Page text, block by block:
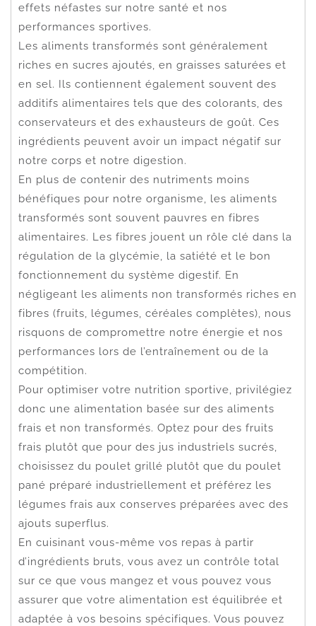
effets néfastes sur notre santé et nos
performances sportives.
Les aliments transformés sont généralement
riches en sucres ajoutés, en graisses saturées et
en sel. Ils contiennent également souvent des
additifs alimentaires tels que des colorants, des
conservateurs et des exhausteurs de goût. Ces
ingrédients peuvent avoir un impact négatif sur
notre corps et notre digestion.
En plus de contenir des nutriments moins
bénéfiques pour notre organisme, les aliments
transformés sont souvent pauvres en fibres
alimentaires. Les fibres jouent un rôle clé dans la
régulation de la glycémie, la satiété et le bon
fonctionnement du système digestif. En
négligeant les aliments non transformés riches en
fibres (fruits, légumes, céréales complètes), nous
risquons de compromettre notre énergie et nos
performances lors de l’entraînement ou de la
compétition.
Pour optimiser votre nutrition sportive, privilégiez
donc une alimentation basée sur des aliments
frais et non transformés. Optez pour des fruits
frais plutôt que pour des jus industriels sucrés,
choisissez du poulet grillé plutôt que du poulet
pané préparé industriellement et préférez les
légumes frais aux conserves préparées avec des
ajouts superflus.
En cuisinant vous-même vos repas à partir
d’ingrédients bruts, vous avez un contrôle total
sur ce que vous mangez et vous pouvez vous
assurer que votre alimentation est équilibrée et
adaptée à vos besoins spécifiques. Vous pouvez